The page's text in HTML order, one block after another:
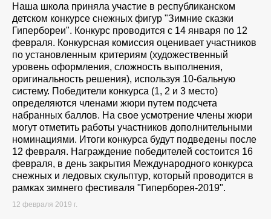
Наша школа приняла участие в республиканском
детском конкурсе снежных фигур "Зимние сказки
Гипербореи". Конкурс проводится с 14 января по 12
февраля. Конкурсная комиссия оценивает участников
по установленным критериям (художественный
уровень оформления, сложность выполнения,
оригинальность решения), используя 10-бальную
систему. Победители конкурса (1, 2 и 3 место)
определяются членами жюри путем подсчета
набранных баллов. На свое усмотрение члены жюри
могут отметить работы участников дополнительными
номинациями. Итоги конкурса будут подведены после
12 февраля. Награждение победителей состоится 16
февраля, в день закрытия Международного конкурса
снежных и ледовых скульптур, который проводится в
рамках зимнего фестиваля "Гиперборея-2019".
12 февраля 2019 г.